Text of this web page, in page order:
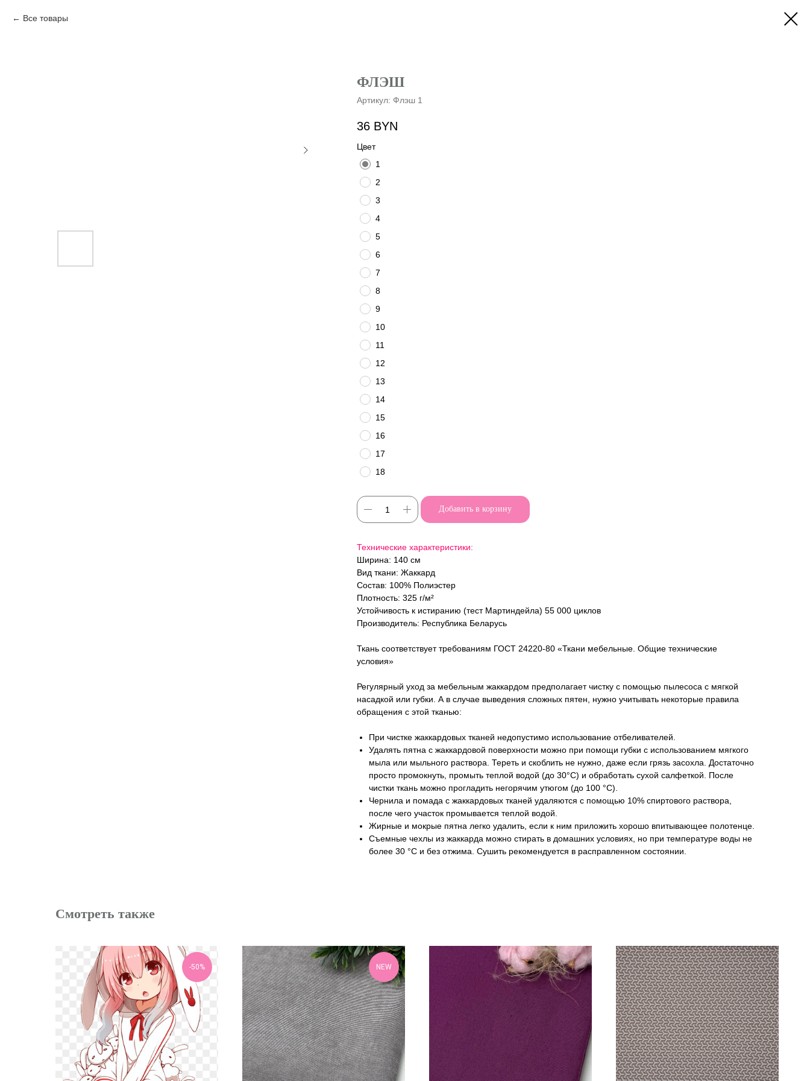
Все товары
ФЛЭШ
Артикул: Флэш 1
36 BYN
Цвет
1
2
3
4
5
6
7
8
9
10
11
12
13
14
15
16
17
18
Добавить в корзину
Технические характеристики:
Ширина: 140 см
Вид ткани: Жаккард
Состав: 100% Полиэстер
Плотность: 325 г/м²
Устойчивость к истиранию (тест Мартиндейла) 55 000 циклов
Производитель: Республика Беларусь
Ткань соответствует требованиям ГОСТ 24220-80 «Ткани мебельные. Общие технические
условия»
Регулярный уход за мебельным жаккардом предполагает чистку с помощью пылесоса с мягкой
насадкой или губки. А в случае выведения сложных пятен, нужно учитывать некоторые правила
обращения с этой тканью:
При чистке жаккардовых тканей недопустимо использование отбеливателей.
Удалять пятна с жаккардовой поверхности можно при помощи губки с использованием мягкого
мыла или мыльного раствора. Тереть и скоблить не нужно, даже если грязь засохла. Достаточно
просто промокнуть, промыть теплой водой (до 30°С) и обработать сухой салфеткой. После
чистки ткань можно прогладить негорячим утюгом (до 100 °С).
Чернила и помада с жаккардовых тканей удаляются с помощью 10% спиртового раствора,
после чего участок промывается теплой водой.
Жирные и мокрые пятна легко удалить, если к ним приложить хорошо впитывающее полотенце.
Съемные чехлы из жаккарда можно стирать в домашних условиях, но при температуре воды не
более 30 °С и без отжима. Сушить рекомендуется в расправленном состоянии.
Смотреть также
-50% NEW